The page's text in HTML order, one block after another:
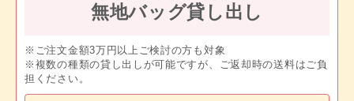
無地バッグ貸し出し
※ご注文金額3万円以上ご検討の方も対象
※複数の種類の貸し出しが可能ですが、ご返却時の送料はご負
担ください。